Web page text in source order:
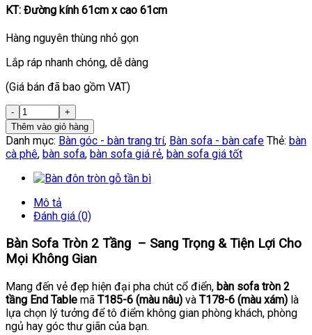
KT: Đường kính 61cm x cao 61cm
Hàng nguyên thùng nhỏ gọn
Lắp ráp nhanh chóng, dễ dàng
(Giá bán đã bao gồm VAT)
Thêm vào giỏ hàng
Danh mục: Bàn góc - bàn trang trí, Bàn sofa - bàn cafe Thẻ: bàn
cà phê, bàn sofa, bàn sofa giá rẻ, bàn sofa giá tốt
Mô tả
Đánh giá (0)
Bàn Sofa Tròn 2 Tầng – Sang Trọng & Tiện Lợi Cho
Mọi Không Gian
Mang đến vẻ đẹp hiện đại pha chút cổ điển, bàn sofa tròn 2
tầng End Table mã T185-6 (màu nâu) và T178-6 (màu xám) là
lựa chọn lý tưởng để tô điểm không gian phòng khách, phòng
ngủ hay góc thư giãn của bạn.